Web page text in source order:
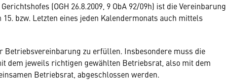
(OGH 26.8.2009, 9 ObA 92/09h) ist die Vereinbarung
bzw. Letzten eines jeden Kalendermonats auch mittels
zu erfüllen. Insbesondere muss die
dem jeweils richtigen gewählten Betriebsrat, also mit dem
Betriebsrat, abgeschlossen werden.